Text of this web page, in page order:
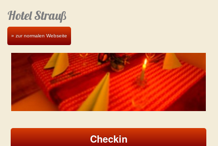
Hotel Strauß
» zur normalen Webseite
Checkin